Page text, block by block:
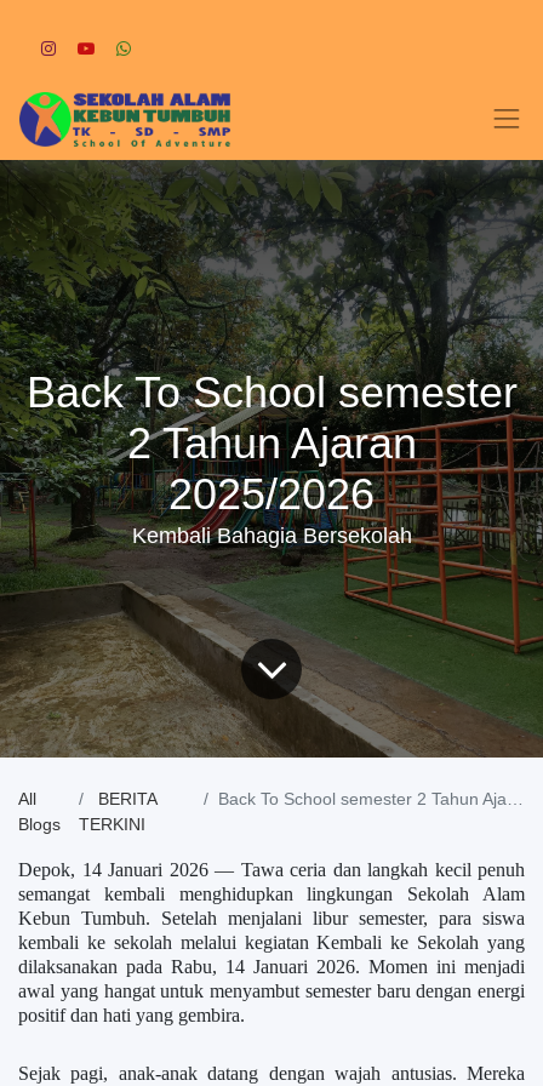
Back To School semester
2 Tahun Ajaran
2025/2026
Kembali Bahagia Bersekolah
All
Blogs
BERITA
TERKINI
Back To School semester 2 Tahun Ajaran 2025/2026
Depok, 14 Januari 2026 — Tawa ceria dan langkah kecil penuh
semangat kembali menghidupkan lingkungan Sekolah Alam
Kebun Tumbuh. Setelah menjalani libur semester, para siswa
kembali ke sekolah melalui kegiatan Kembali ke Sekolah yang
dilaksanakan pada Rabu, 14 Januari 2026. Momen ini menjadi
awal yang hangat untuk menyambut semester baru dengan energi
positif dan hati yang gembira.
Sejak pagi, anak-anak datang dengan wajah antusias. Mereka